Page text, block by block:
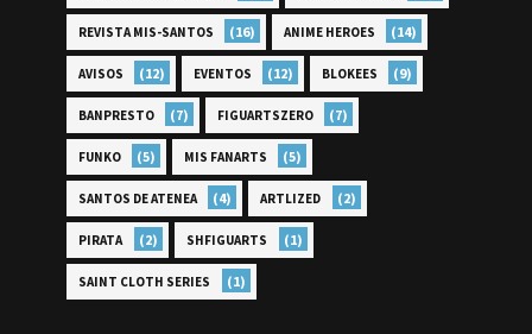
REVISTA MIS-SANTOS (16) ANIME HEROES (14)
AVISOS (12) EVENTOS (12) BLOKEES (9)
BANPRESTO (7) FIGUARTSZERO (7)
FUNKO (5) MIS FANARTS (5)
SANTOS DE ATENEA (4) ARTLIZED (2)
PIRATA (2) SHFIGUARTS (1)
SAINT CLOTH SERIES (1)